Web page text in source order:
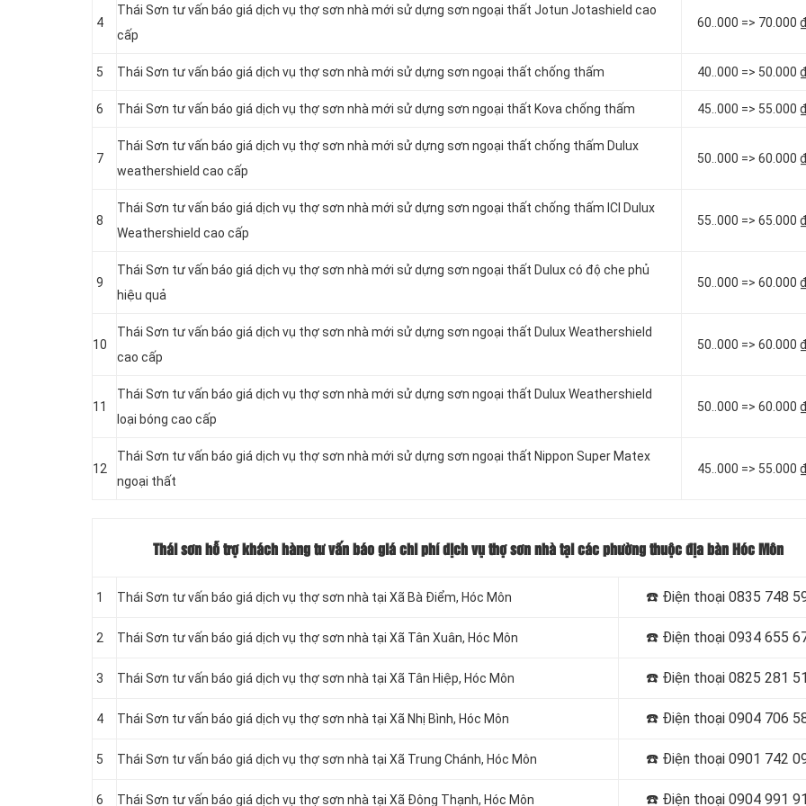
4
Thái Sơn tư vấn báo giá dịch vụ thợ sơn nhà mới sử dựng sơn ngoại thất Jotun Jotashield cao
cấp
60..000 => 70.000
5 Thái Sơn tư vấn báo giá dịch vụ thợ sơn nhà mới sử dựng sơn ngoại thất chống thấm 40..000 => 50.000
6 Thái Sơn tư vấn báo giá dịch vụ thợ sơn nhà mới sử dựng sơn ngoại thất Kova chống thấm 45..000 => 55.000
7
Thái Sơn tư vấn báo giá dịch vụ thợ sơn nhà mới sử dựng sơn ngoại thất chống thấm Dulux
weathershield cao cấp
50..000 => 60.000
8
Thái Sơn tư vấn báo giá dịch vụ thợ sơn nhà mới sử dựng sơn ngoại thất chống thấm ICI Dulux
Weathershield cao cấp
55..000 => 65.000
9
Thái Sơn tư vấn báo giá dịch vụ thợ sơn nhà mới sử dựng sơn ngoại thất Dulux có độ che phủ
hiệu quả
50..000 => 60.000
10
Thái Sơn tư vấn báo giá dịch vụ thợ sơn nhà mới sử dựng sơn ngoại thất Dulux Weathershield
cao cấp
50..000 => 60.000
11
Thái Sơn tư vấn báo giá dịch vụ thợ sơn nhà mới sử dựng sơn ngoại thất Dulux Weathershield
loại bóng cao cấp
50..000 => 60.000
12
Thái Sơn tư vấn báo giá dịch vụ thợ sơn nhà mới sử dựng sơn ngoại thất Nippon Super Matex
ngoại thất
45..000 => 55.000
Thái sơn hỗ trợ khách hàng tư vấn báo giá chi phí dịch vụ thợ sơn nhà tại các phường thuộc địa bàn Hóc Môn
1 Thái Sơn tư vấn báo giá dịch vụ thợ sơn nhà tại Xã Bà Điểm, Hóc Môn ☎️ Điện thoại 0835 748
2 Thái Sơn tư vấn báo giá dịch vụ thợ sơn nhà tại Xã Tân Xuân, Hóc Môn ☎️ Điện thoại 0934 655
3 Thái Sơn tư vấn báo giá dịch vụ thợ sơn nhà tại Xã Tân Hiệp, Hóc Môn ☎️ Điện thoại 0825 281
4 Thái Sơn tư vấn báo giá dịch vụ thợ sơn nhà tại Xã Nhị Bình, Hóc Môn ☎️ Điện thoại 0904 706
5 Thái Sơn tư vấn báo giá dịch vụ thợ sơn nhà tại Xã Trung Chánh, Hóc Môn ☎️ Điện thoại 0901 742
6 Thái Sơn tư vấn báo giá dịch vụ thợ sơn nhà tại Xã Đông Thạnh, Hóc Môn ☎️ Điện thoại 0904 991